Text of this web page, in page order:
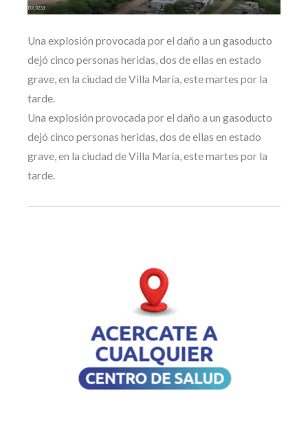
Una explosión provocada por el daño a un gasoducto
dejó cinco personas heridas, dos de ellas en estado
grave, en la ciudad de Villa María, este martes por la
tarde.
Una explosión provocada por el daño a un gasoducto
dejó cinco personas heridas, dos de ellas en estado
grave, en la ciudad de Villa María, este martes por la
tarde.